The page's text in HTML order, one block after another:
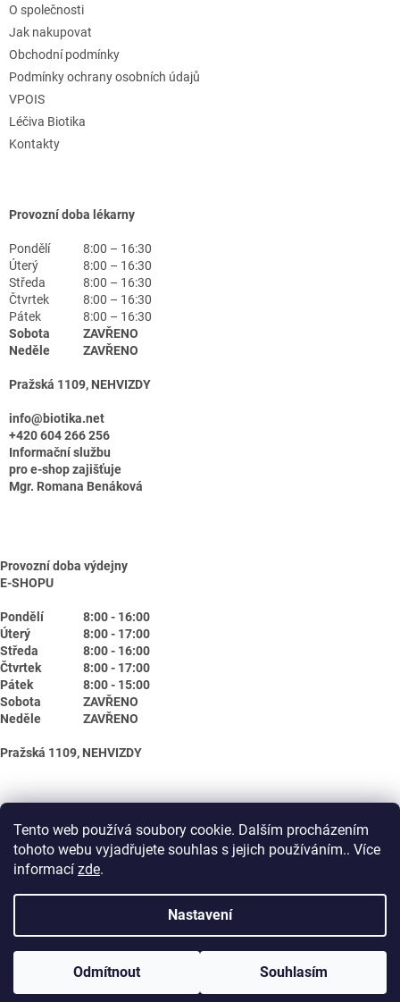
Tento web používá soubory cookie. Dalším procházením
tohoto webu vyjadřujete souhlas s jejich používáním.. Více
informací zde.
Nastavení
Odmítnout Souhlasím
O společnosti
Jak nakupovat
Obchodní podmínky
Podmínky ochrany osobních údajů
VPOIS
Léčiva Biotika
Kontakty
Provozní doba lékarny
Pondělí
8:00 – 16:30
Úterý
8:00 – 16:30
Středa
8:00 – 16:30
Čtvrtek
8:00 – 16:30
Pátek
8:00 – 16:30
Sobota
ZAVŘENO
Neděle
ZAVŘENO
Pražská 1109, NEHVIZDY
info@biotika.net
+420 604 266 256
Informační službu
pro e-shop zajišťuje
Mgr. Romana Benáková
Provozní doba výdejny
E-SHOPU
Pondělí
8:00 - 16:00
Úterý
8:00 - 17:00
Středa
8:00 - 16:00
Čtvrtek
8:00 - 17:00
Pátek
8:00 - 15:00
Sobota
ZAVŘENO
Neděle
ZAVŘENO
Pražská 1109, NEHVIZDY
Vytvořil Shoptet
Copyright 2026Biotika.net . Všechna práva vyhrazena.